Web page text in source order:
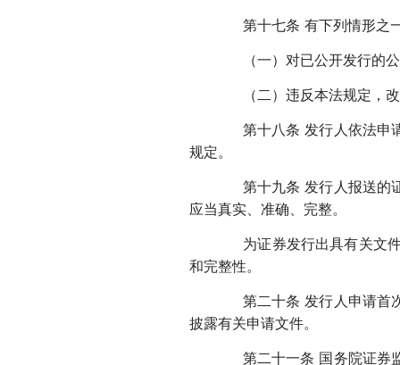
第十七条 有下列情形之一
（一）对已公开发行的公
（二）违反本法规定，改
第十八条 发行人依法申请
规定。
第十九条 发行人报送的证
应当真实、准确、完整。
为证券发行出具有关文件
和完整性。
第二十条 发行人申请首次
披露有关申请文件。
第二十一条 国务院证券监